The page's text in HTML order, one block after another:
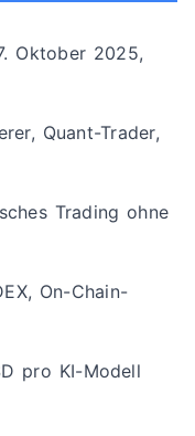
Oktober 2025,
Quant-Trader,
Trading ohne
On-Chain-
pro KI-Modell